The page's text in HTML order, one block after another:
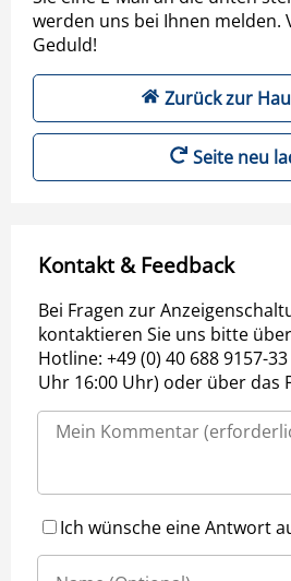
werden uns bei Ihnen melden.
Geduld!
Zurück zur
Seite neu
Kontakt & Feedback
Bei Fragen zur
kontaktieren Sie uns bitte
Hotline: +49 (0) 40 688 9157-
Uhr 16:00 Uhr) oder über das
Ich wünsche eine Antwort